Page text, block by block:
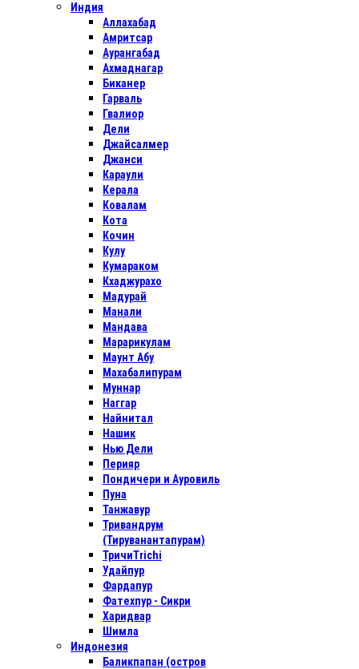
Индия
Аллахабад
Амритсар
Аурангабад
Ахмаднагар
Биканер
Гарваль
Гвалиор
Дели
Джайсалмер
Джанси
Караули
Керала
Ковалам
Кота
Кочин
Кулу
Кумараком
Кхаджурахо
Мадурай
Манали
Мандава
Марарикулам
Маунт Абу
Махабалипурам
Муннар
Наггар
Найнитал
Нашик
Нью Дели
Перияр
Пондичери и Ауровиль
Пуна
Танжавур
Тривандрум
(Тируванантапурам)
ТричиTrichi
Удайпур
Фардапур
Фатехпур - Сикри
Харидвар
Шимла
Индонезия
Баликпапан (остров